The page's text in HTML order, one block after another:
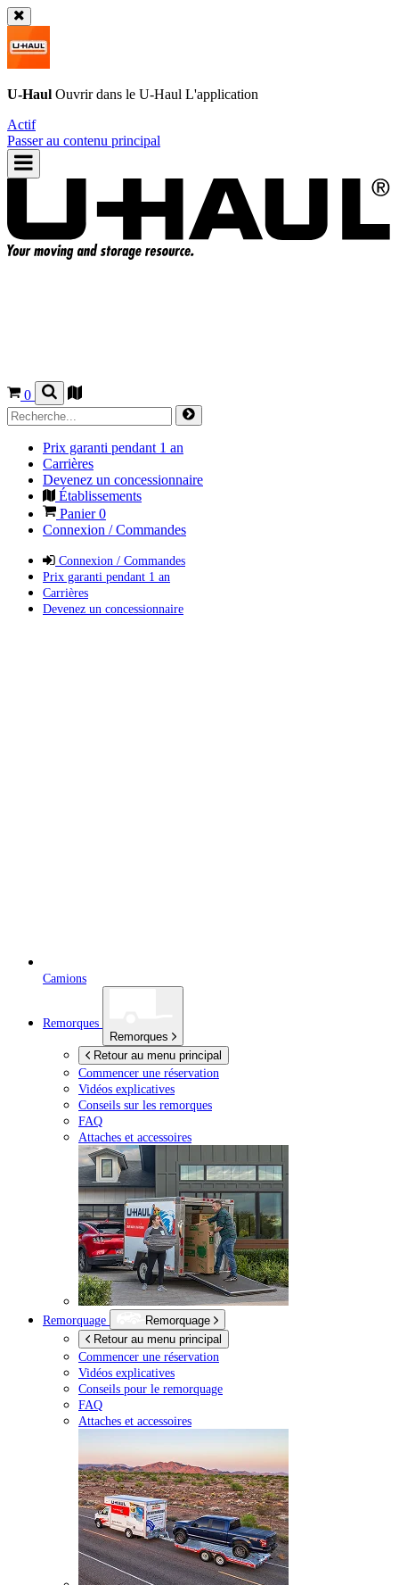
U-Haul Ouvrir dans le U-Haul L'application
Actif
Passer au contenu principal
0
Prix garanti pendant 1 an
Carrières
Devenez un concessionnaire
Établissements
Panier0
Connexion / Commandes
Connexion / Commandes
Prix garanti pendant 1 an
Carrières
Devenez un concessionnaire
Camions
Remorques
Remorques
Retour au menu principal
Commencer une réservation
Vidéos explicatives
Conseils sur les remorques
FAQ
Attaches et accessoires
Remorquage
Remorquage
Retour au menu principal
Commencer une réservation
Vidéos explicatives
Conseils pour le remorquage
FAQ
Attaches et accessoires